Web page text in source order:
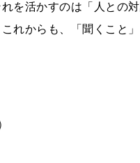
を活かすのは「⼈との
れからも、「聞くこと